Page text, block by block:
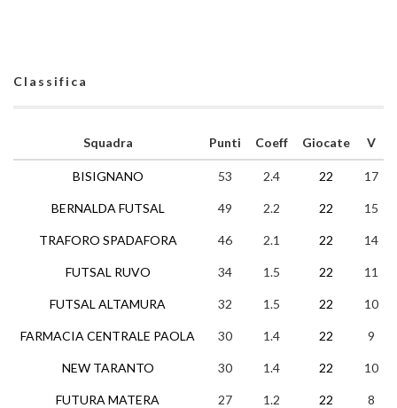
Classifica
Squadra
BISIGNANO
BERNALDA FUTSAL
TRAFORO SPADAFORA
FUTSAL RUVO
FUTSAL ALTAMURA
FARMACIA CENTRALE PAOLA
NEW TARANTO
FUTURA MATERA
Punti Coeff Giocate V
53 2.4 22 17
49 2.2 22 15
46 2.1 22 14
34 1.5 22 11
32 1.5 22 10
30 1.4 22 9
30 1.4 22 10
27 1.2 22 8